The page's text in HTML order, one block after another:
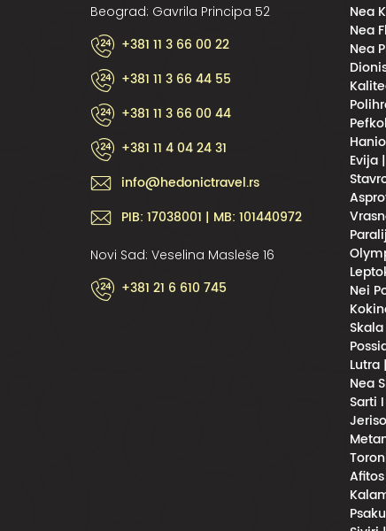
Beograd: Gavrila Principa 52
+381 11 3 66 00 22
+381 11 3 66 44 55
+381 11 3 66 00 44
+381 11 4 04 24 31
info@hedonictravel.rs
PIB: 17038001 | MB: 101440972
Novi Sad: Veselina Masleše 16
+381 21 6 610 745
Nea
Nea
Nea
Evija
Nei
Lutra
Nea
Sarti